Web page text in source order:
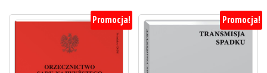
Promocja! Promocja!